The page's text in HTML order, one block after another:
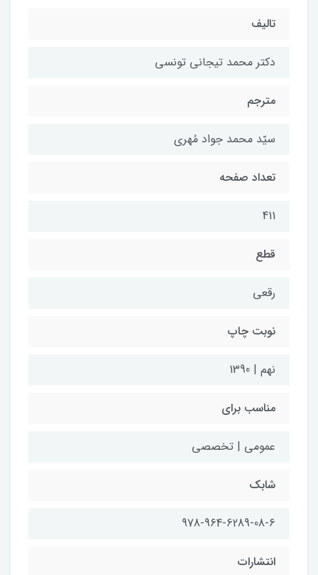
تالیف
دکتر محمد تیجانی تونسی
مترجم
سیّد محمد جواد مُهری
تعداد صفحه
411
قطع
رقعی
نوبت چاپ
نهم | 1390
مناسب برای
عمومی | تخصصی
شابک
978-964-6289-08-6
انتشارات